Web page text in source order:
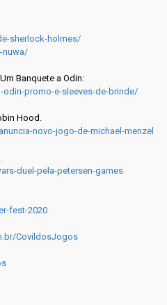
sherlock-holmes/
nuwa/
Banquete a Odin:
promo-e-sleeves-de-brinde/
Hood.
novo-jogo-de-michael-menzel
duel-pela-petersen-games
fest-2020
CovildosJogos